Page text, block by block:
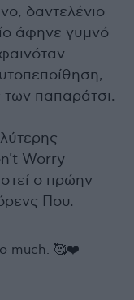
δαντελένιο
άφηνε γυμνό
παπαράτσι.
Worry
ο πρώην
Που.
much. 🥰❤️